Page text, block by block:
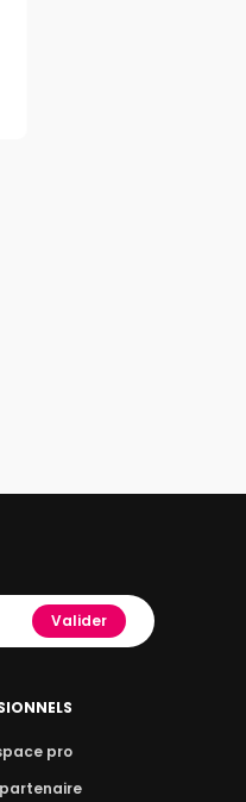
Valider
pro